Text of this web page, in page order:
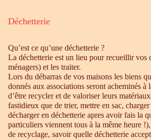
Déchetterie
Qu’est ce qu’une déchetterie ?
La déchetterie est un lieu pour recueillir vos
ménagers) et les traiter.
Lors du débarras de vos maisons les biens
donnés aux associations seront acheminés à
d’être recycler et de valoriser leurs
fastidieux que de trier, mettre en sac,
décharger en déchetterie apres avoir fais la
particuliers viennent tous à la même heure
de recyclage, savoir quelle déchetterie